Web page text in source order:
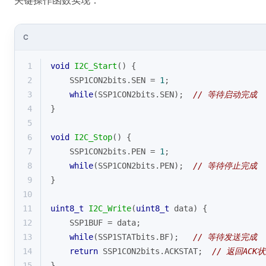
C
1 void I2C_Start ()
{
2
    SSP1CON2bits.SEN =
1 ;
3
while(SSP1CON2bits.SEN); // 等待启动完成
4
}
5
6
void I2C_Stop()
{
7
    SSP1CON2bits.PEN =
1 ;
8
while(SSP1CON2bits.PEN); // 等待停止完成
9
}
10
11
uint8_t I2C_Write(uint8_t data)
{
12
    SSP1BUF = data;
13
while(SSP1STATbits.BF); // 等待发送完成
14
return SSP1CON2bits.ACKSTAT; // 返回ACK